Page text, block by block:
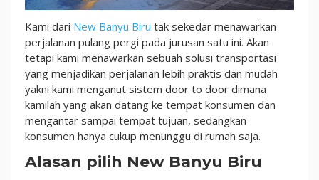
Kami dari New Banyu Biru tak sekedar menawarkan
perjalanan pulang pergi pada jurusan satu ini. Akan
tetapi kami menawarkan sebuah solusi transportasi
yang menjadikan perjalanan lebih praktis dan mudah
yakni kami menganut sistem door to door dimana
kamilah yang akan datang ke tempat konsumen dan
mengantar sampai tempat tujuan, sedangkan
konsumen hanya cukup menunggu di rumah saja.
Alasan pilih New Banyu Biru